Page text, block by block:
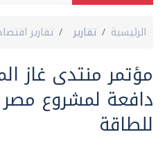
الرئيسية تقارير تقارير
مؤتمر منتدى غاز
دافعة لمشروع
للطاقة